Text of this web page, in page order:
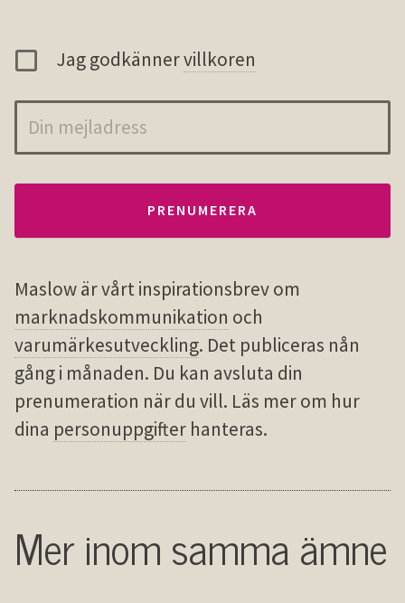
Jag godkännervillkoren
Maslow är vårt inspirationsbrev om
marknadskommunikation och
varumärkesutveckling. Det publiceras nån
gång i månaden. Du kan avsluta din
prenumeration när du vill. Läs mer om hur
dina personuppgifter hanteras.
Mer inom samma ämne